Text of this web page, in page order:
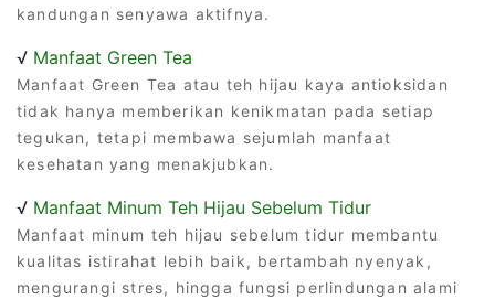
kandungan senyawa aktifnya.
√ Manfaat Green Tea
Manfaat Green Tea atau teh hijau kaya antioksidan
tidak hanya memberikan kenikmatan pada setiap
tegukan, tetapi membawa sejumlah manfaat
kesehatan yang menakjubkan.
√ Manfaat Minum Teh Hijau Sebelum Tidur
Manfaat minum teh hijau sebelum tidur membantu
kualitas istirahat lebih baik, bertambah nyenyak,
mengurangi stres, hingga fungsi perlindungan alami